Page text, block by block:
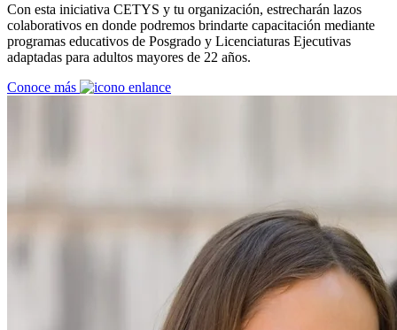
Con esta iniciativa CETYS y tu organización, estrecharán lazos
colaborativos en donde podremos brindarte capacitación mediante
programas educativos de Posgrado y Licenciaturas Ejecutivas
adaptadas para adultos mayores de 22 años.
Conoce más